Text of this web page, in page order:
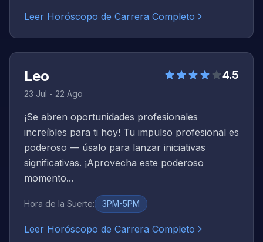
Leer Horóscopo de Carrera Completo
Leo
23 Jul - 22 Ago
4.5
¡Se abren oportunidades profesionales
increíbles para ti hoy! Tu impulso profesional es
poderoso — úsalo para lanzar iniciativas
significativas. ¡Aprovecha este poderoso
momento...
Hora de la Suerte: 3PM-5PM
Leer Horóscopo de Carrera Completo